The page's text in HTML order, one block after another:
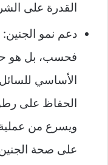
القدرة على
دعم نمو الجنين:
فحسب، بل هو
الأساسي
الحفاظ على
ويسرع من عملية
على صحة